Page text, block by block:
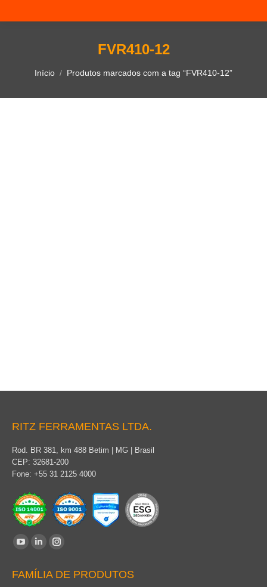
FVR410-12
Você está aqui:
Início Produtos marcados com a tag “FVR410-12”
RITZ FERRAMENTAS LTDA.
Rod. BR 381, km 488 Betim | MG | Brasil
CEP: 32681-200
Fone: +55 31 2125 4000
Encontre-nos em:
opens
Linkedin
opens
Instagram
opens
FAMÍLIA DE PRODUTOS